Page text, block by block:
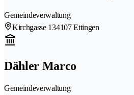
Gemeindeverwaltung
Kirchgasse 134107 Ettingen
Dähler Marco
Gemeindeverwaltung